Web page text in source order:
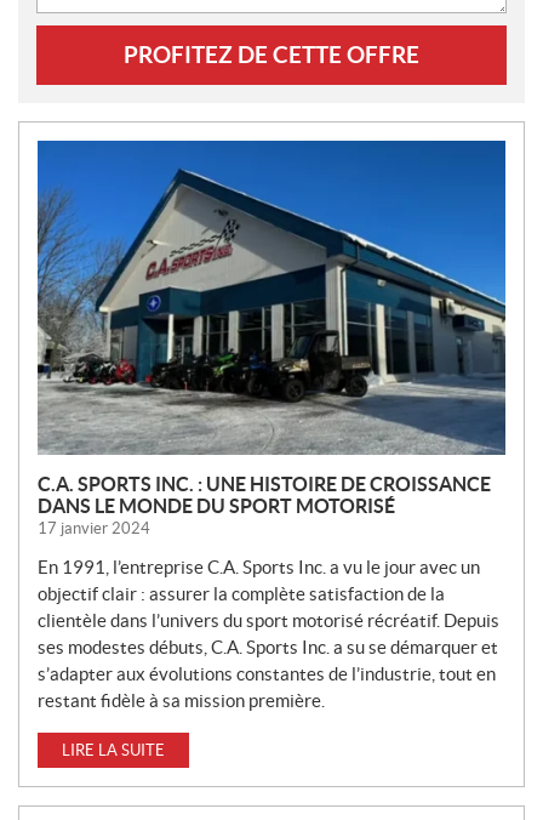
PROFITEZ DE CETTE OFFRE
O
U
V
E
L
L
E
S
C.A. SPORTS INC. : UNE HISTOIRE DE CROISSANCE
DANS LE MONDE DU SPORT MOTORISÉ
17 janvier 2024
En 1991, l’entreprise C.A. Sports Inc. a vu le jour avec un
objectif clair : assurer la complète satisfaction de la
clientèle dans l’univers du sport motorisé récréatif. Depuis
ses modestes débuts, C.A. Sports Inc. a su se démarquer et
s’adapter aux évolutions constantes de l’industrie, tout en
restant fidèle à sa mission première.
LIRE LA SUITE